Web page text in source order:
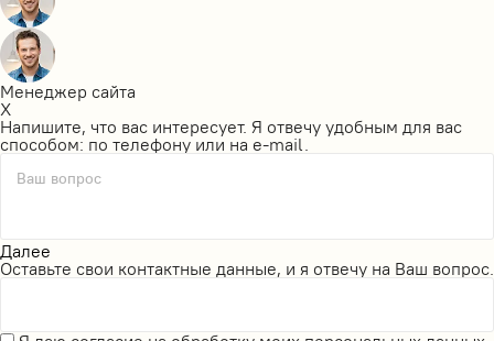
Менеджер сайта
X
Напишите, что вас интересует. Я отвечу удобным для вас
способом: по телефону или на e-mail.
Ваш вопрос
Далее
Оставьте свои контактные данные, и я отвечу на Ваш вопрос.